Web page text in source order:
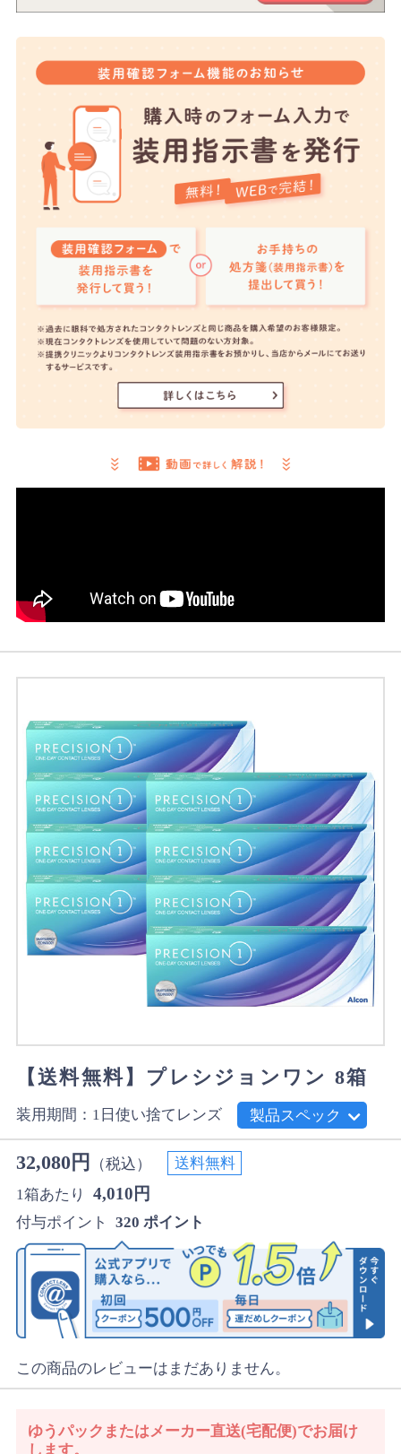
【送料無料】プレシジョンワン 8箱
装用期間：1日使い捨てレンズ 製品スペック
32,080円 （税込）
送料無料
1箱あたり
4,010円
付与ポイント 320 ポイント
この商品のレビューはまだありません。
ゆうパックまたはメーカー直送(宅配便)でお届け
します。